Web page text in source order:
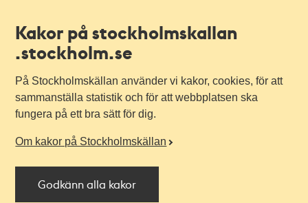
Kakor på stockholmskallan
.stockholm.se
På Stockholmskällan använder vi kakor, cookies, för att
sammanställa statistik och för att webbplatsen ska
fungera på ett bra sätt för dig.
Om kakor på Stockholmskällan
Godkänn alla kakor